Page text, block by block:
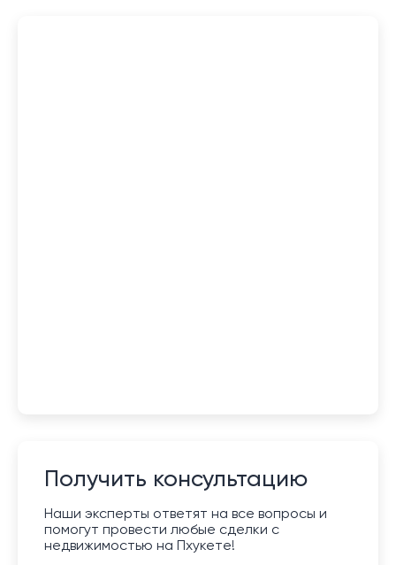
Получить консультацию
Наши эксперты ответят на все вопросы и
помогут провести любые сделки с
недвижимостью на Пхукете!